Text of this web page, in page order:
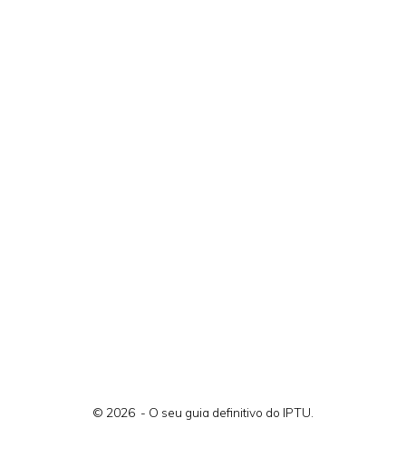
© 2026 - O seu guia definitivo do IPTU.